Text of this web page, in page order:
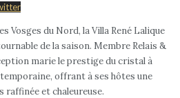
Vosges du Nord, la Villa René Lalique
de la saison. Membre Relais &
marie le prestige du cristal à
offrant à ses hôtes une
raffinée et chaleureuse.